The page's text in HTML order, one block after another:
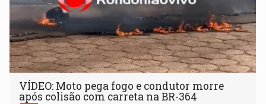
VÍDEO: Moto pega fogo e condutor morre
após colisão com carreta na BR-364